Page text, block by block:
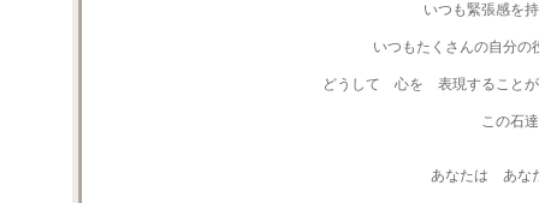
いつも緊張感を
いつもたくさんの自分の
どうして 心を 表現すること
この石
あなたは あな